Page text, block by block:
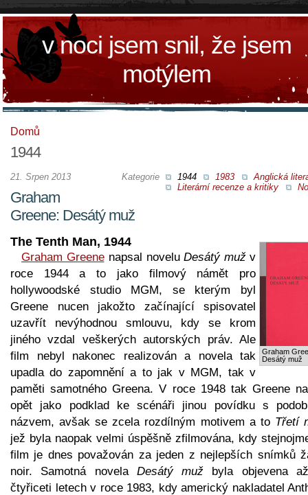
v noci jsem snil, že jsem
motýlem
Domů
1944
Kategorie 1944 1983
Anglická
Literární recenze a kritiky
21. Srpen 2013
Graham
Greene: Desátý muž
Graham
Desátý muž
The Tenth Man, 1944
Graham Greene napsal novelu Desátý mužv
roce 1944 a to jako filmový námět pro
hollywoodské studio MGM, se kterým byl
Greene nucen jakožto začínající spisovatel
uzavřít nevýhodnou smlouvu, kdy se krom
jiného vzdal veškerých autorských práv. Ale
film nebyl nakonec realizován a novela tak
upadla do zapomnění a to jak v MGM, tak v
paměti samotného Greena. V roce 1948 tak Greene
opět jako podklad ke scénáři jinou povídku s
názvem, avšak se zcela rozdílným motivem a to Třetí
jež byla naopak velmi úspěšně zfilmována, kdy
film je dnes považován za jeden z nejlepších snímků
noir. Samotná novela Desátý muž byla objevena
čtyřiceti letech v roce 1983, kdy americký nakladatel